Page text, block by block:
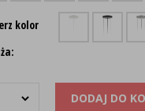
kolor
DODAJ DO